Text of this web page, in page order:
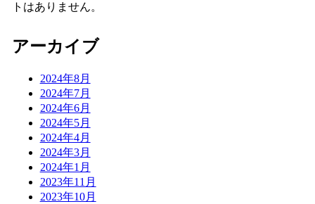
トはありません。
アーカイブ
2024年8月
2024年7月
2024年6月
2024年5月
2024年4月
2024年3月
2024年1月
2023年11月
2023年10月